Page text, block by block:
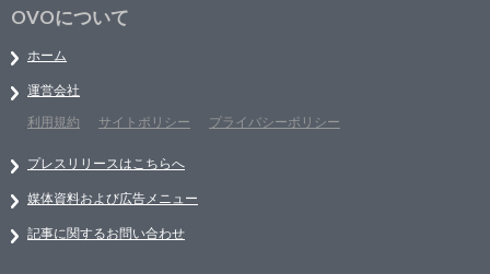
OVOについて
ホーム
運営会社
利用規約
サイトポリシー プライバシーポリシー
プレスリリースはこちらへ
媒体資料および広告メニュー
記事に関するお問い合わせ